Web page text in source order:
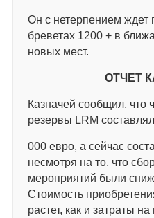
Он с нетерпением ждет
бреветах 1200 + в
новых мест.
ОТЧЕТ
Казначей сообщил, что
резервы LRM
000 евро, а сейчас
несмотря на то, что
мероприятий были
Стоимость
растет, как и затраты